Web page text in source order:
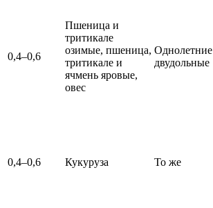
0,4–0,6
Пшеница и
тритикале
озимые, пшеница,
тритикале и
ячмень яровые,
овес
Однолетние
двудольные
0,4–0,6 Кукуруза То же